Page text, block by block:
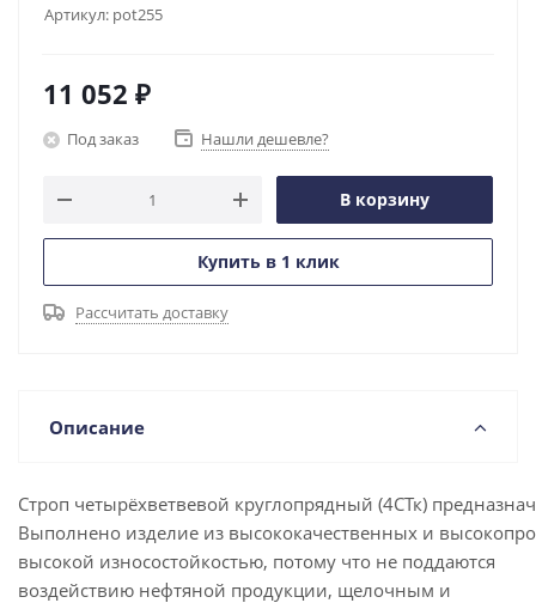
Артикул: pot255
11 052 ₽
Под заказ Нашли дешевле?
В корзину
Купить в 1 клик
Рассчитать доставку
Описание
Строп четырёхветвевой круглопрядный (4СТк)
Выполнено изделие из высококачественных и
высокой износостойкостью, потому что не поддаются
воздействию нефтяной продукции, щелочным и